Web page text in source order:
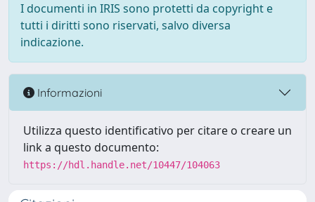
I documenti in IRIS sono protetti da copyright e
tutti i diritti sono riservati, salvo diversa
indicazione.
Informazioni
Utilizza questo identificativo per citare o creare un
link a questo documento:
https://hdl.handle.net/10447/104063